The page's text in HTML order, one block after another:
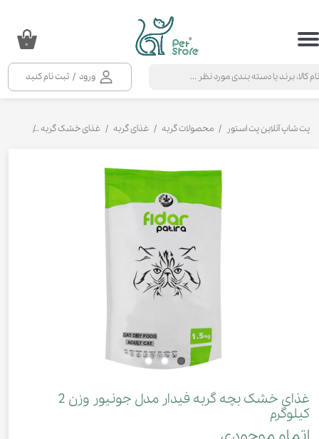
ورود / ثبت نام کنید
حساب کاربری من
خروج از حساب کاربری
۰
پت شاپ آنلاین پت استور محصولات گربه غذای گربه غذای خشک گربه
غذای خشک بچه گربه فیدار مدل جونیور وزن 2
کیلوگرم